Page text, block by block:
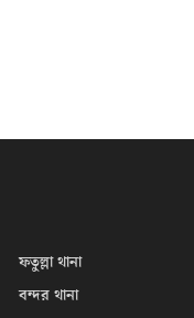
ফতুল্লা থানা
বন্দর থানা